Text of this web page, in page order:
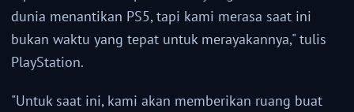
dunia menantikan PS5, tapi kami merasa saat ini
bukan waktu yang tepat untuk merayakannya," tulis
PlayStation.
"Untuk saat ini, kami akan memberikan ruang buat